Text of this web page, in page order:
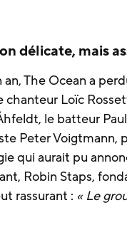
délicate, mais
an, The Ocean a
chanteur Loïc
le batteur
Peter Voigtmann,
qui aurait pu
Robin Staps,
rassurant : « Le